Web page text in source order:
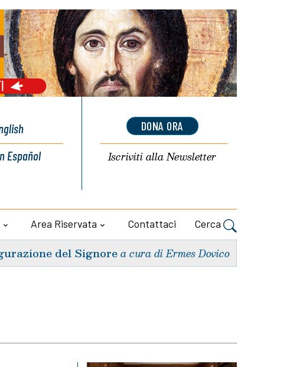
Español
DONA ORA
Iscriviti allaNewsletter
Area Riservata Contattaci Cerca
del Signorea cura di Ermes Dovico